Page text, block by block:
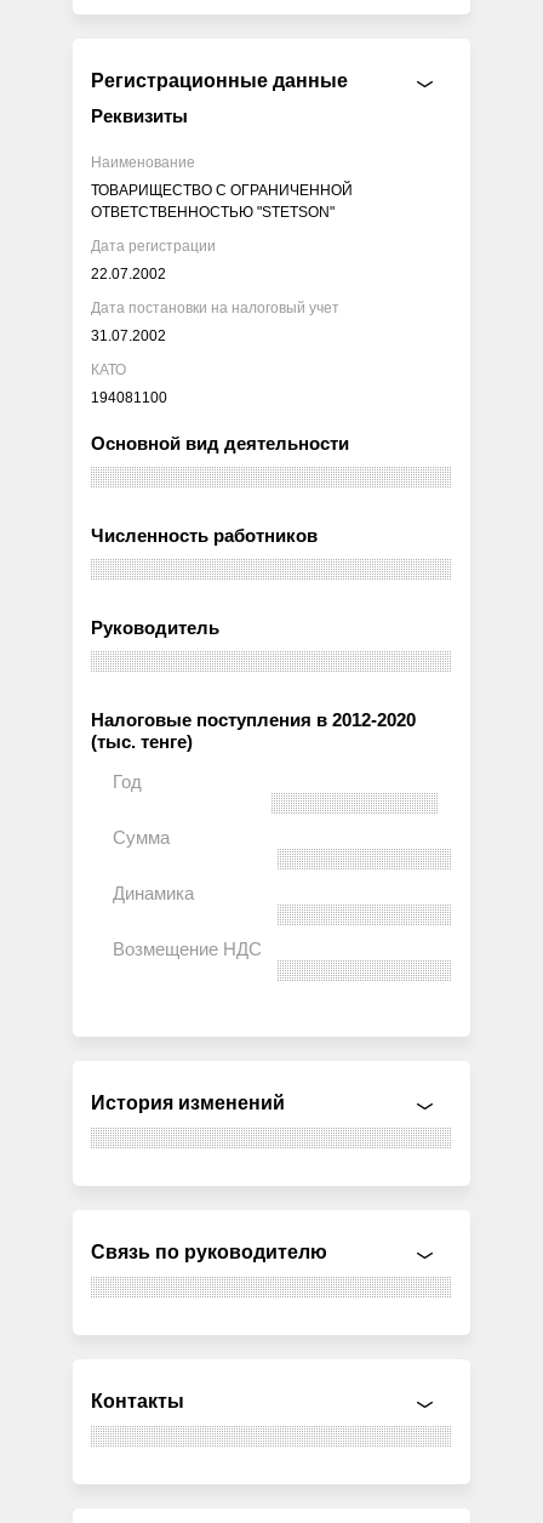
Регистрационные данные
Реквизиты
Наименование
ТОВАРИЩЕСТВО С ОГРАНИЧЕННОЙ
ОТВЕТСТВЕННОСТЬЮ "STETSON"
Дата регистрации
22.07.2002
Дата постановки на налоговый учет
31.07.2002
КАТО
194081100
Основной вид деятельности
Численность работников
Руководитель
Налоговые поступления в 2012-2020
(тыс. тенге)
История изменений
Связь по руководителю
Контакты